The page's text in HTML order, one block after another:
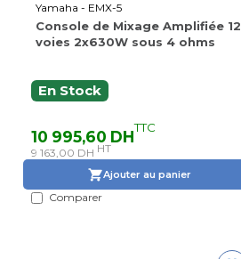
Yamaha - EMX-5
Console de Mixage Amplifiée 12
voies 2x630W sous 4 ohms
En Stock
10 995,60 DHTTC
9 163,00 DH HT
Ajouter au panier
Comparer